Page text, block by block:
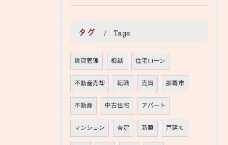
タグ Tags
賃貸管理 相談 住宅ローン
不動産売却 転職 売買 那覇市
不動産 中古住宅 アパート
マンション 査定 新築 戸建て